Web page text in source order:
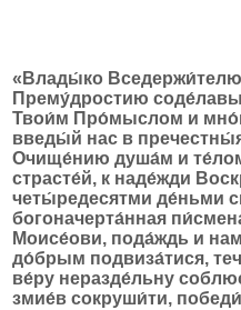
«Влады́ко
Прему́дростию
Твои́м Про́мыслом и
введы́й нас в
Очище́нию душа́м и
страсте́й, к наде́жди
четы́редесятми де́ньми
богоначерта́нная
Моисе́ови, пода́ждь и
до́брым подвиза́тися,
ве́ру неразде́льну
змие́в сокруши́ти,